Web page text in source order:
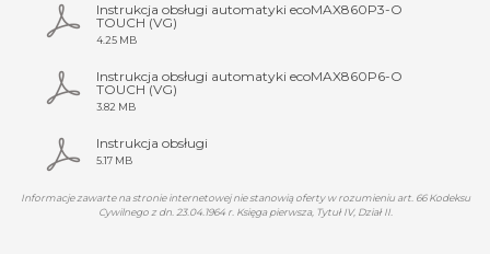
Instrukcja obsługi automatyki ecoMAX860P3-O
TOUCH (VG)
4.25 MB
Instrukcja obsługi automatyki ecoMAX860P6-O
TOUCH (VG)
3.82 MB
Instrukcja obsługi
5.17 MB
Informacje zawarte na stronie internetowej nie stanowią oferty w rozumieniu art. 66 Kodeksu
Cywilnego z dn. 23.04.1964 r. Księga pierwsza, Tytuł IV, Dział II.